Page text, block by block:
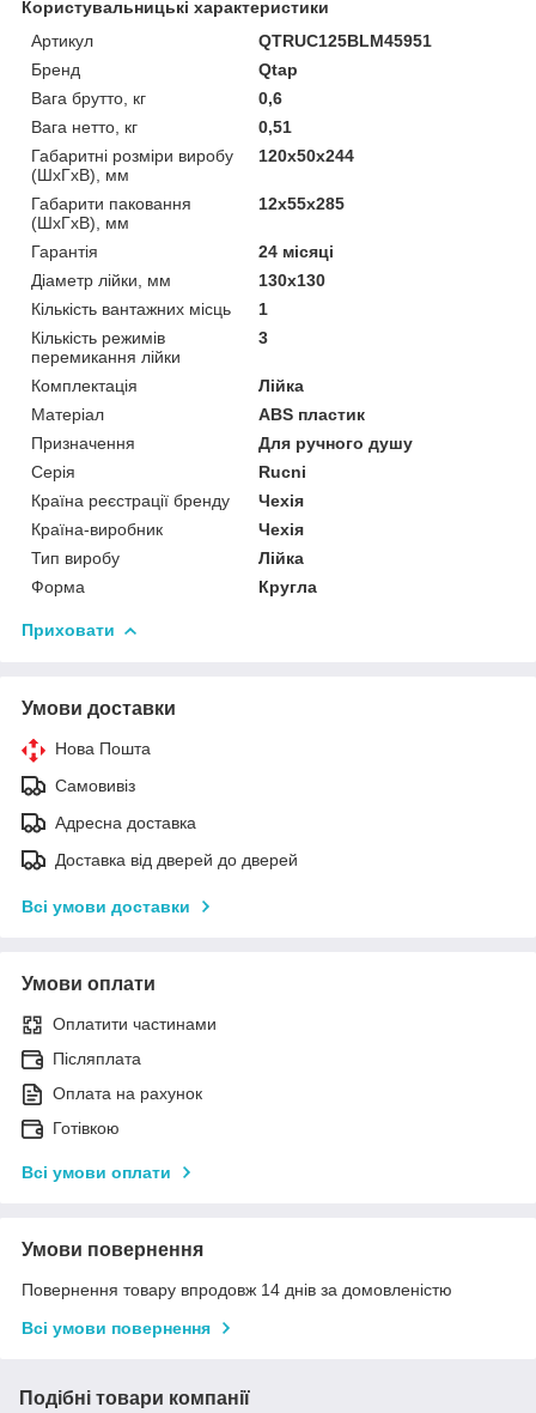
Користувальницькі характеристики
Артикул
QTRUC125BLM45951
Бренд
Qtap
Вага брутто, кг
0,6
Вага нетто, кг
0,51
Габаритні розміри виробу
(ШхГхВ), мм
120х50х244
Габарити паковання
(ШхГхВ), мм
12х55х285
Гарантія
24 місяці
Діаметр лійки, мм
130x130
Кількість вантажних місць
1
Кількість режимів
перемикання лійки
3
Комплектація
Лійка
Матеріал
ABS пластик
Призначення
Для ручного душу
Серія
Rucni
Країна реєстрації бренду
Чехія
Країна-виробник
Чехія
Тип виробу
Лійка
Форма
Кругла
Приховати
Умови доставки
Нова Пошта
Самовивіз
Адресна доставка
Доставка від дверей до дверей
Всі умови доставки
Умови оплати
Оплатити частинами
Післяплата
Оплата на рахунок
Готівкою
Всі умови оплати
Умови повернення
Повернення товару впродовж 14 днів за домовленістю
Всі умови повернення
Подібні товари компанії